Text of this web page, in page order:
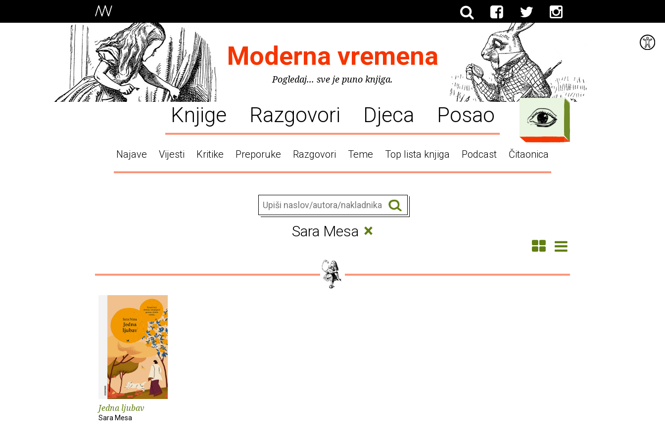
Moderna vremena
Pogledaj... sve je puno knjiga.
Knjige Razgovori Djeca Posao
Najave Vijesti Kritike Preporuke Razgovori Teme Top lista knjiga Podcast Čitaonica
Sara Mesa ×
Jedna ljubav
Sara Mesa